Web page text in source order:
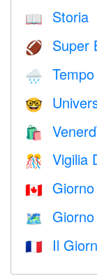
📖 Storia
🏈 Super
🌧
🤓
🛍
🎊 Vigilia
🇨🇦
🗺️
🇫🇷 Il